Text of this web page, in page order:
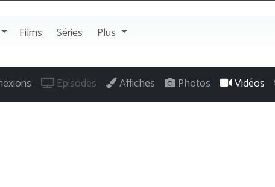
Films Séries Plus
Episodes Affiches Photos Vidéos